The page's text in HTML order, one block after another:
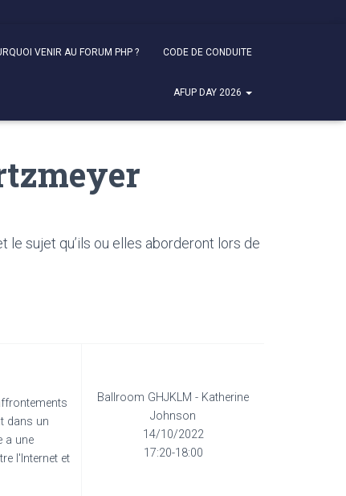
VENIR AU FORUM PHP ? CODE DE CONDUITE
AFUP DAY 2026
sujet qu’ils ou elles aborderont lors de
dans un
a une
l'Internet et
Ballroom GHJKLM - Katherine
Johnson
14/10/2022
17:20-18:00